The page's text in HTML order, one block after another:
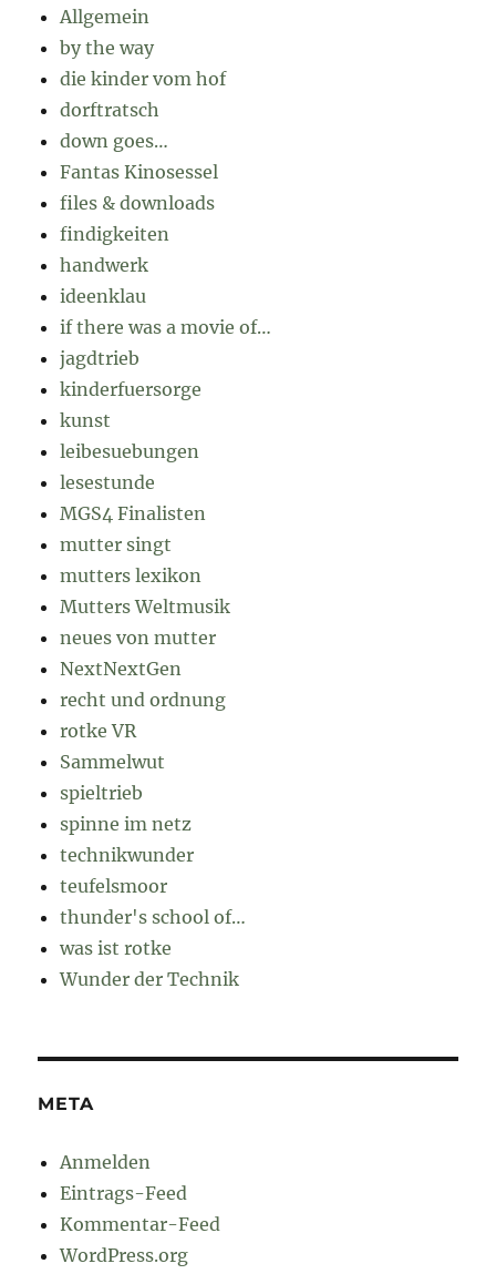
Allgemein
by the way
die kinder vom hof
dorftratsch
down goes…
Fantas Kinosessel
files & downloads
findigkeiten
handwerk
ideenklau
if there was a movie of…
jagdtrieb
kinderfuersorge
kunst
leibesuebungen
lesestunde
MGS4 Finalisten
mutter singt
mutters lexikon
Mutters Weltmusik
neues von mutter
NextNextGen
recht und ordnung
rotke VR
Sammelwut
spieltrieb
spinne im netz
technikwunder
teufelsmoor
thunder's school of…
was ist rotke
Wunder der Technik
META
Anmelden
Eintrags-Feed
Kommentar-Feed
WordPress.org